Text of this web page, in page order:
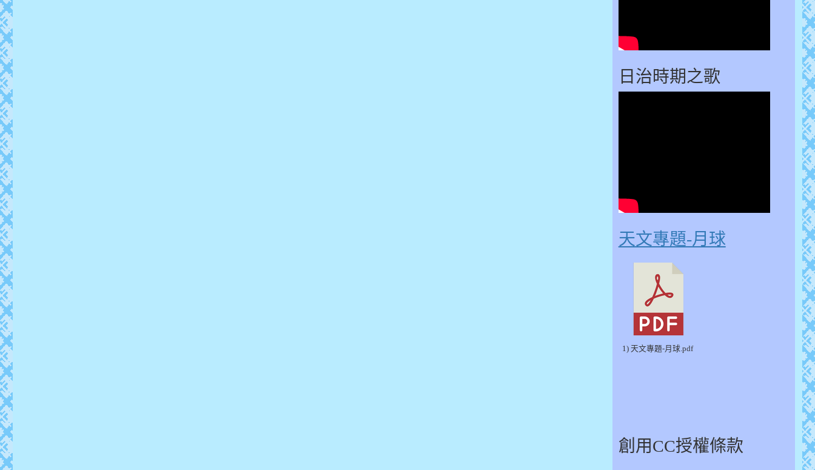
日治時期之歌
天文專題-月球
1) 天文專題-月球.pdf
創用CC授權條款